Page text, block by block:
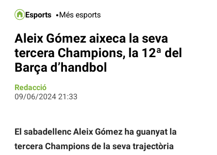
Esports Més esports
Aleix Gómez aixeca la seva
tercera Champions, la 12ª del
Barça d’handbol
Redacció
09/06/2024 21:33
El sabadellenc Aleix Gómez ha guanyat la
tercera Champions de la seva trajectòria